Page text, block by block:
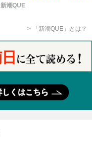
新潮QUE
「新潮QUE」とは？